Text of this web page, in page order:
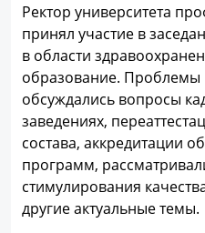
Ректор университета
принял участие в
в области
образование. Проблемы
обсуждались вопросы
заведениях,
состава, аккредитации
программ,
стимулирования
другие актуальные темы.